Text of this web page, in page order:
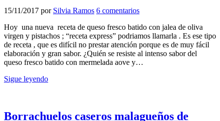
15/11/2017 por Silvia Ramos 6 comentarios
Hoy una nueva receta de queso fresco batido con jalea de oliva
virgen y pistachos ; “receta express” podriamos llamarla . Es ese tipo
de receta , que es difícil no prestar atención porque es de muy fácil
elaboración y gran sabor. ¿Quién se resiste al intenso sabor del
queso fresco batido con mermelada aove y…
Sigue leyendo
Borrachuelos caseros malagueños de